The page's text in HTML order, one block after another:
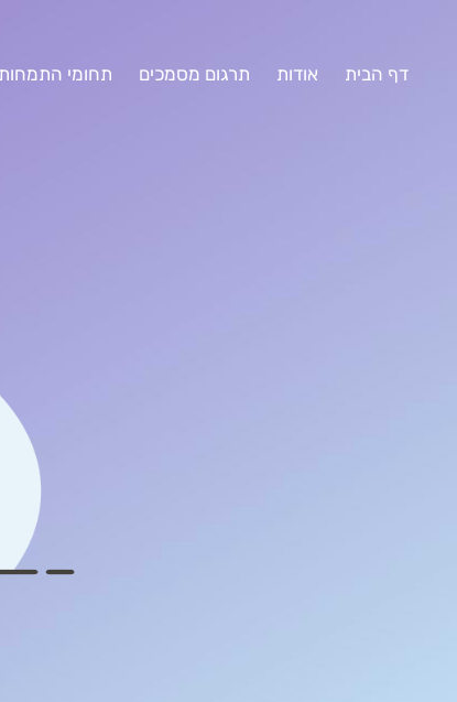
דף הבית אודות תרגום מסמכים תחומי התמחות